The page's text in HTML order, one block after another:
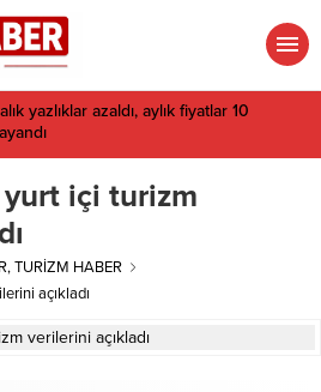
yazlıklar azaldı, aylık fiyatlar 10
içi turizm
,TURİZM HABER
açıkladı